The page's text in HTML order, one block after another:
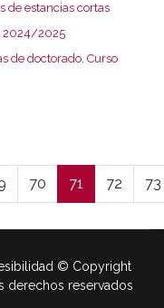
de estancias cortas
2024/2025
de doctorado. Curso
70 71 72 73
© Copyright
derechos reservados